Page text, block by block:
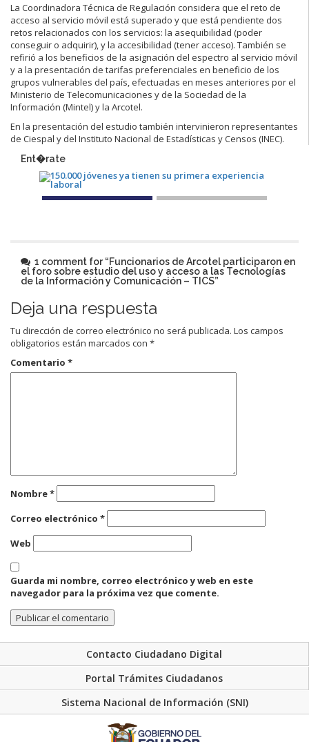
La Coordinadora Técnica de Regulación considera que el reto de
acceso al servicio móvil está superado y que está pendiente dos
retos relacionados con los servicios: la asequibilidad (poder
conseguir o adquirir), y la accesibilidad (tener acceso). También se
refirió a los beneficios de la asignación del espectro al servicio móvil
y a la presentación de tarifas preferenciales en beneficio de los
grupos vulnerables del país, efectuadas en meses anteriores por el
Ministerio de Telecomunicaciones y de la Sociedad de la
Información (Mintel) y la Arcotel.
En la presentación del estudio también intervinieron representantes
de Ciespal y del Instituto Nacional de Estadísticas y Censos (INEC).
Ent�rate
1 comment for “Funcionarios de Arcotel participaron en
el foro sobre estudio del uso y acceso a las Tecnologías
de la Información y Comunicación – TICS”
Deja una respuesta
Tu dirección de correo electrónico no será publicada. Los campos
obligatorios están marcados con *
Comentario *
Nombre*
Correo electrónico *
Web
Guarda mi nombre, correo electrónico y web en este
navegador para la próxima vez que comente.
Contacto Ciudadano Digital
Portal Trámites Ciudadanos
Sistema Nacional de Información (SNI)